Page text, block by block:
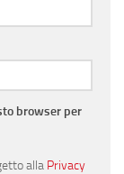
browser per
alla Privacy